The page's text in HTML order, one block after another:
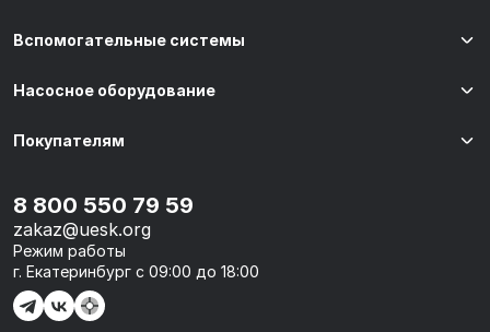
Вспомогательные системы
Насосное оборудование
Покупателям
8 800 550 79 59
zakaz@uesk.org
Режим работы
г. Екатеринбург с 09:00 до 18:00